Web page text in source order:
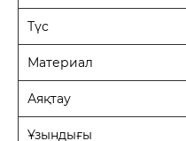
Түс
Материал
Аяқтау
Ұзындығы